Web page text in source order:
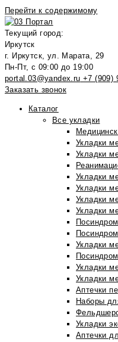
Перейти к содержимому
Текущий город:
Иркутск
г. Иркутск, ул. Марата, 29
Пн-Пт, с 09:00 до 19:00
portal.03@yandex.ru +7 (909)
Заказать звонок
Каталог
Все укладки
Укладки
Укладки
Укладки
Укладки
Укладки
Укладки
Укладки
Укладки
Укладки
Аптечки
Наборы
Укладки
Аптечки